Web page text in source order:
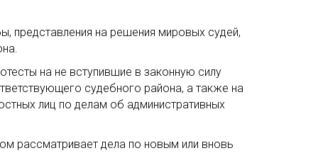
представления на решения мировых судей,
на не вступившие в законную силу
судебного района, а также на
лиц по делам об административных
рассматривает дела по новым или вновь